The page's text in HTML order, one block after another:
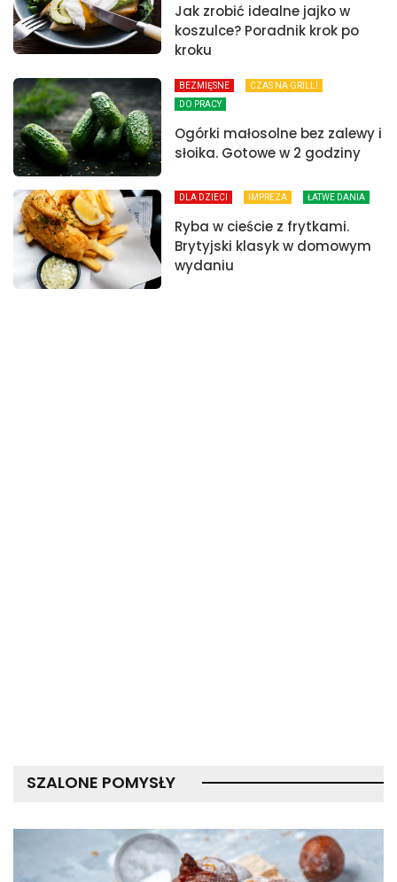
Jak zrobić idealne jajko w
koszulce? Poradnik krok po
kroku
BEZMIĘSNE
CZAS NA GRILL!
DO PRACY
Ogórki małosolne bez zalewy i
słoika. Gotowe w 2 godziny
DLA DZIECI IMPREZA ŁATWE DANIA
Ryba w cieście z frytkami.
Brytyjski klasyk w domowym
wydaniu
SZALONE POMYSŁY